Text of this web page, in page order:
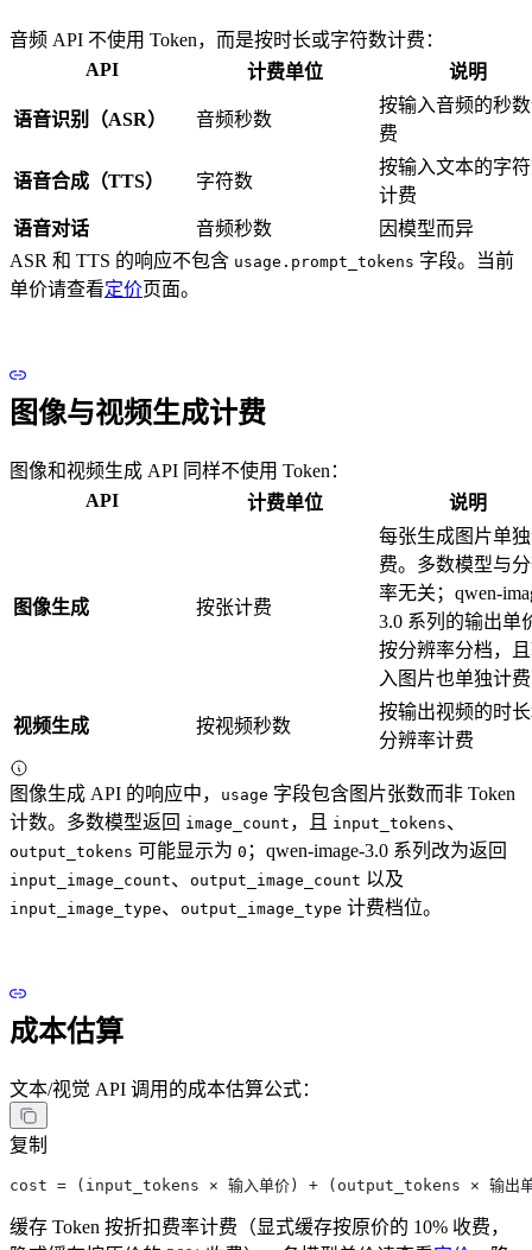
音频 API 不使用 Token，而是按时长或字符数计费：
API
计费单位 说明
语音识别（ASR） 音频秒数
按输入音频的秒
费
语音合成（TTS） 字符数
按输入文本的字
计费
语音对话
音频秒数
因模型而异
ASR 和 TTS 的响应不包含 usage.prompt_tokens 字段。当前
单价请查看定价页面。
图像与视频生成计费
图像和视频生成 API 同样不使用 Token：
API
计费单位 说明
图像生成 按张计费
每张生成图片单
费。多数模型与
率无关；qwen-
3.0 系列的输出单
按分辨率分档，
入图片也单独计费
视频生成 按视频秒数
按输出视频的时
分辨率计费
图像生成 API 的响应中， usage 字段包含图片张数而非 Token
计数。多数模型返回 image_count ，且 input_tokens、
output_tokens 可能显示为 0 ；qwen-image-3.0 系列改为返回
input_image_count、 output_image_count 以及
input_image_type、 output_image_type 计费档位。
成本估算
文本/视觉 API 调用的成本估算公式：
复制
cost = (input_tokens × 输入单价) + (output_tokens × 输出
缓存 Token 按折扣费率计费（显式缓存按原价的 10% 收费，